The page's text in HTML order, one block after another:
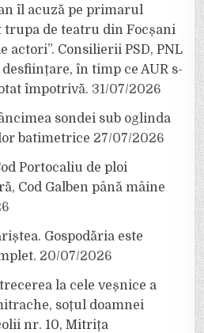
îl acuză pe primarul
trupa de teatru din Focșani
actori”. Consilierii PSD, PNL
în timp ce AUR s-
împotrivă. 31/07/2026
sondei sub oglinda
batimetrice 27/07/2026
Portocaliu de ploi
Cod Galben până mâine
Gospodăria este
20/07/2026
la cele veșnice a
soțul doamnei
nr. 10, Mitrița